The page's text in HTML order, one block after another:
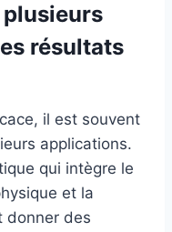
résultats
il est souvent
applications.
qui intègre le
et la
donner des